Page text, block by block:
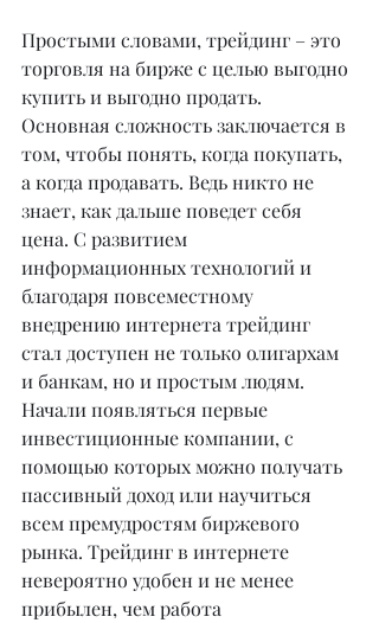
Простыми словами, трейдинг – это
торговля на бирже с целью выгодно
купить и выгодно продать.
Основная сложность заключается в
том, чтобы понять, когда покупать,
а когда продавать. Ведь никто не
знает, как дальше поведет себя
цена. С развитием
информационных технологий и
благодаря повсеместному
внедрению интернета трейдинг
стал доступен не только олигархам
и банкам, но и простым людям.
Начали появляться первые
инвестиционные компании, с
помощью которых можно получать
пассивный доход или научиться
всем премудростям биржевого
рынка. Трейдинг в интернете
невероятно удобен и не менее
прибылен, чем работа